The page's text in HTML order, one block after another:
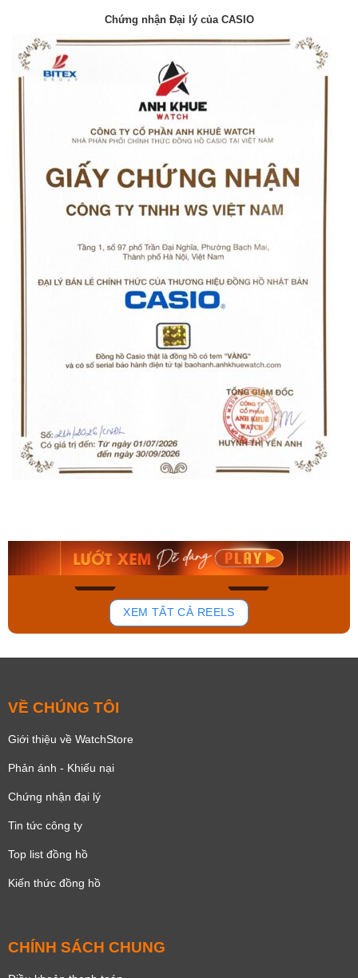
Chứng nhận Đại lý của CASIO
154
Mua ngay Mua ngay
XEM TẤT CẢ REELS
VỀ CHÚNG TÔI
Giới thiệu về WatchStore
Phản ánh - Khiếu nại
Chứng nhận đại lý
Tin tức công ty
Top list đồng hồ
Kiến thức đồng hồ
CHÍNH SÁCH CHUNG